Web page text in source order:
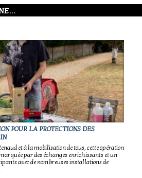
POUR LA PROTECTIONS DES
et à la mobilisation de tous, cette opération
par des échanges enrichissants et un
avec de nombreuses installations de